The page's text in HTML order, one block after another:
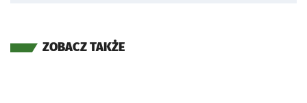
ZOBACZ TAKŻE